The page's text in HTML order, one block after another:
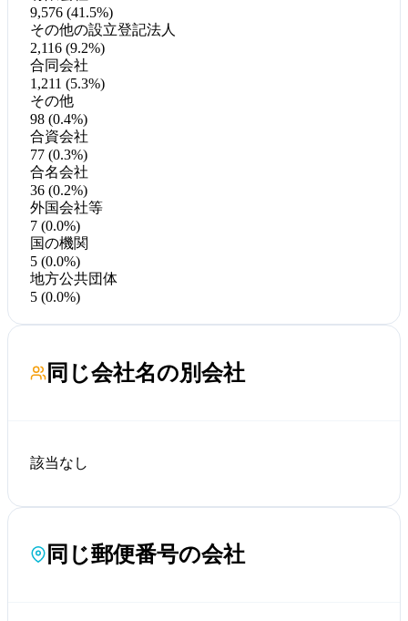
9,576 (41.5%)
その他の設立登記法人
2,116 (9.2%)
合同会社
1,211 (5.3%)
その他
98 (0.4%)
合資会社
77 (0.3%)
合名会社
36 (0.2%)
外国会社等
7 (0.0%)
国の機関
5 (0.0%)
地方公共団体
5 (0.0%)
同じ会社名の別会社
該当なし
同じ郵便番号の会社